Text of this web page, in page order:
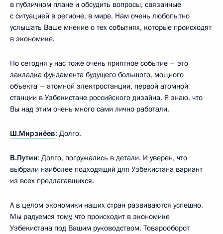
в публичном плане и обсудить вопросы, связанные
с ситуацией в регионе, в мире. Нам очень любопытно
услышать Ваше мнение о тех событиях, которые происходят
в экономике.
Но сегодня у нас тоже очень приятное событие – это
закладка фундамента будущего большого, мощного
объекта – атомной электростанции, первой атомной
станции в Узбекистане российского дизайна. Я знаю, что
Вы над этим очень много сами лично работали.
Ш.Мирзиёев: Долго.
В.Путин: Долго, погружались в детали. И уверен, что
выбрали наиболее подходящий для Узбекистана вариант
из всех предлагавшихся.
А в целом экономики наших стран развиваются успешно.
Мы радуемся тому, что происходит в экономике
Узбекистана под Вашим руководством. Товарооборот